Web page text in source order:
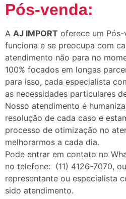
Pós-venda:
A AJ IMPORT oferece um
funciona e se preocupa com
atendimento não para no
100% focados em longas
para isso, cada especialista
as necessidades particulares
Nosso atendimento é
resolução de cada caso e
processo de otimização no
melhorarmos a cada dia.
Pode entrar em contato no
no telefone: (11) 4126-7070,
representante ou especialista
sido atendimento.